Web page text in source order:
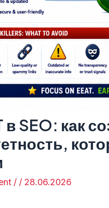
SEO: как
/ / 28.06.2026